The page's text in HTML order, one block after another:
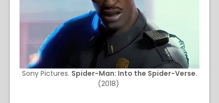
Sony Pictures. Spider-Man: Into the Spider-Verse.
(2018)